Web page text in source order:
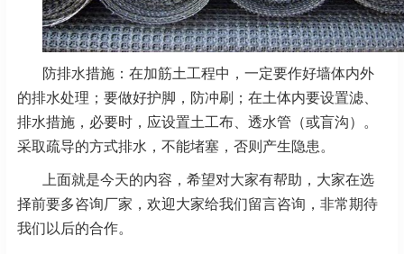
防排水措施：在加筋土工程中，一定要作好墙体内外
的排水处理；要做好护脚，防冲刷；在土体内要设置滤、
排水措施，必要时，应设置土工布、透水管（或盲沟）。
采取疏导的方式排水，不能堵塞，否则产生隐患。
上面就是今天的内容，希望对大家有帮助，大家在选
择前要多咨询厂家，欢迎大家给我们留言咨询，非常期待
我们以后的合作。